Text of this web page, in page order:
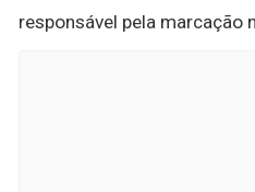
responsável pela marcação